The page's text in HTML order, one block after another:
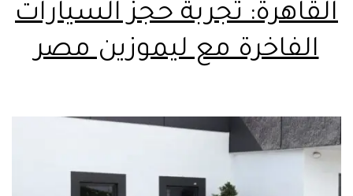
القاهرة: تجربة حجز السيارات
الفاخرة مع ليموزين مصر